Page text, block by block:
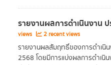
รายงานผลการดำเนินงาน
views
2 recent views
รายงานผลสัมฤทธิ์ของการดำเ
2568 โดยมีการแบ่งผลการดำเ